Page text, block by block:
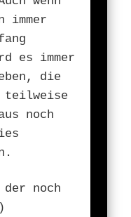
immer
es immer
die
teilweise
noch
noch